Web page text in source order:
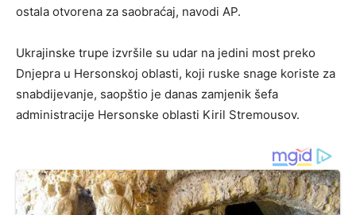
ostala otvorena za saobraćaj, navodi AP.
Ukrajinske trupe izvršile su udar na jedini most preko
Dnjepra u Hersonskoj oblasti, koji ruske snage koriste za
snabdijevanje, saopštio je danas zamjenik šefa
administracije Hersonske oblasti Kiril Stremousov.